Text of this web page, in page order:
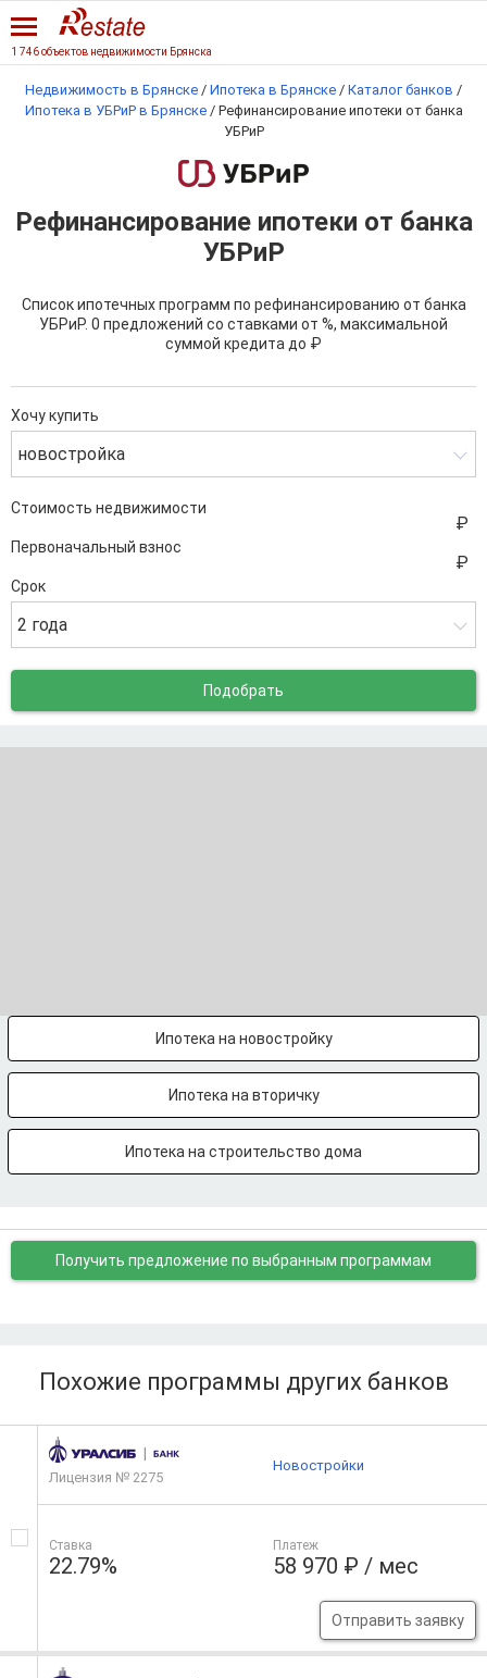
1 746 объектов недвижимости Брянска
Недвижимость в Брянске / Ипотека в Брянске / Каталог банков /
Ипотека в УБРиР в Брянске / Рефинансирование ипотеки от банка
УБРиР
Рефинансирование ипотеки от банка
УБРиР
Список ипотечных программ по рефинансированию от банка
УБРиР. 0 предложений со ставками от %, максимальной
суммой кредита до ₽
Хочу купить
новостройка
Стоимость недвижимости
Первоначальный взнос
Срок
2 года
Подобрать
Ипотека на новостройку
Ипотека на вторичку
Ипотека на строительство дома
Получить предложение по выбранным программам
Похожие программы других банков
Лицензия № 2275
Ставка
22.79%
Платеж
58 970 ₽ / мес
Отправить заявку
Новостройки